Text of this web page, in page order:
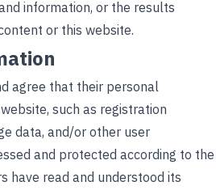
information, or the results
or this website.
agree that their personal
such as registration
data, and/or other user
and protected according to the
have read and understood its